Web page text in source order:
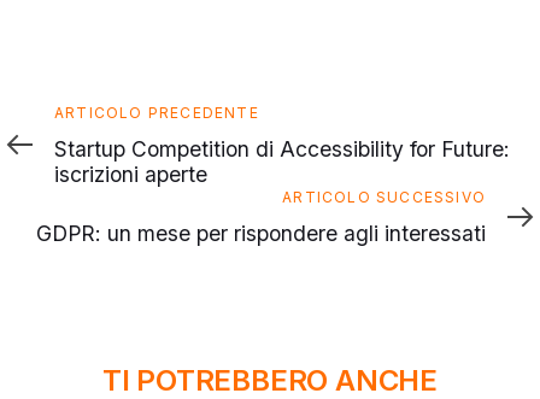
Articolo
precedente
ARTICOLO PRECEDENTE
Startup Competition di Accessibility for Future:
iscrizioni aperte
successivo
ARTICOLO SUCCESSIVO
GDPR: un mese per rispondere agli interessati
TI POTREBBERO ANCHE